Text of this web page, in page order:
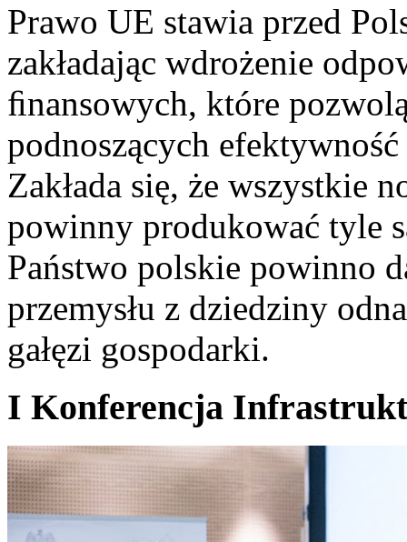
Prawo UE stawia przed
zakładając wdrożenie
ﬁnansowych, które
podnoszących
Zakłada się, że wszystkie
powinny produkować tyle
Państwo polskie powinno
przemysłu z dziedziny
gałęzi gospodarki.
I Konferencja